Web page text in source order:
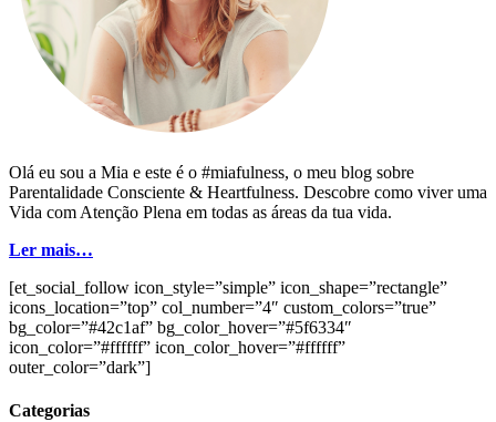
Olá eu sou a Mia e este é o #miafulness, o meu blog sobre
Parentalidade Consciente & Heartfulness. Descobre como viver uma
Vida com Atenção Plena em todas as áreas da tua vida.
Ler mais…
[et_social_follow icon_style=”simple” icon_shape=”rectangle”
icons_location=”top” col_number=”4″ custom_colors=”true”
bg_color=”#42c1af” bg_color_hover=”#5f6334″
icon_color=”#ffffff” icon_color_hover=”#ffffff”
outer_color=”dark”]
Categorias